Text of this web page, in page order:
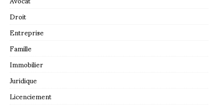
Droit
Entreprise
Famille
Immobilier
Juridique
Licenciement